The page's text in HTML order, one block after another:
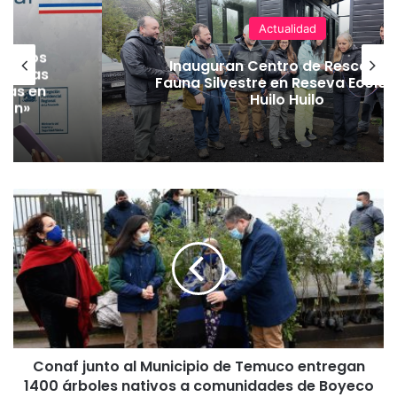
los
bajas
en
Actualidad
Inauguran Centro de Rescate
Fauna Silvestre en Reseva
Huilo Huilo
C
o
n
a
f
j
u
n
t
Conaf junto al Municipio de Temuco entregan
1400 árboles nativos a comunidades de Boyeco